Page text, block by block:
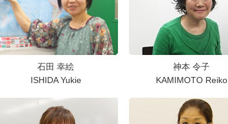
石田 幸絵
ISHIDA Yukie
神本 令子
KAMIMOTO Reiko